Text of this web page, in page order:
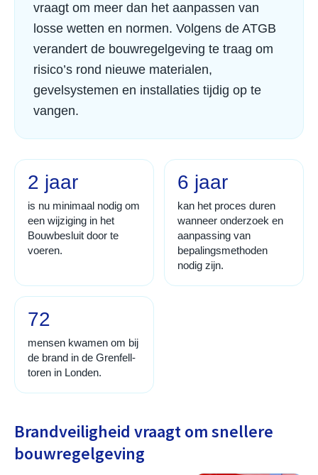
vraagt om meer dan het aanpassen van
losse wetten en normen. Volgens de ATGB
verandert de bouwregelgeving te traag om
risico’s rond nieuwe materialen,
gevelsystemen en installaties tijdig op te
vangen.
2 jaar
is nu minimaal nodig om
een wijziging in het
Bouwbesluit door te
voeren.
6 jaar
kan het proces duren
wanneer onderzoek en
aanpassing van
bepalingsmethoden
nodig zijn.
72
mensen kwamen om bij
de brand in de Grenfell-
toren in Londen.
Brandveiligheid vraagt om snellere
bouwregelgeving